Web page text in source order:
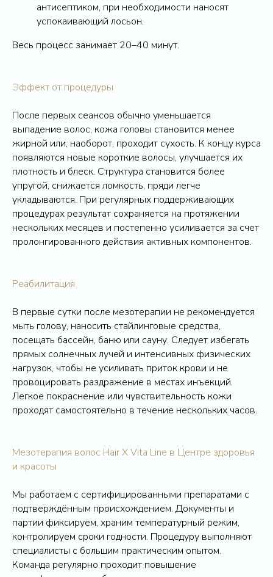
антисептиком, при необходимости наносят
успокаивающий лосьон.
Весь процесс занимает 20–40 минут.
Эффект от процедуры
После первых сеансов обычно уменьшается
выпадение волос, кожа головы становится менее
жирной или, наоборот, проходит сухость. К концу курса
появляются новые короткие волосы, улучшается их
плотность и блеск. Структура становится более
упругой, снижается ломкость, пряди легче
укладываются. При регулярных поддерживающих
процедурах результат сохраняется на протяжении
нескольких месяцев и постепенно усиливается за счет
пролонгированного действия активных компонентов.
Реабилитация
В первые сутки после мезотерапии не рекомендуется
мыть голову, наносить стайлинговые средства,
посещать бассейн, баню или сауну. Следует избегать
прямых солнечных лучей и интенсивных физических
нагрузок, чтобы не усиливать приток крови и не
провоцировать раздражение в местах инъекций.
Легкое покраснение или чувствительность кожи
проходят самостоятельно в течение нескольких часов.
Мезотерапия волос Hair X Vita Line в Центре здоровья
и красоты
Мы работаем с сертифицированными препаратами с
подтверждённым происхождением. Документы и
партии фиксируем, храним температурный режим,
контролируем сроки годности. Процедуру выполняют
специалисты с большим практическим опытом.
Команда регулярно проходит повышение